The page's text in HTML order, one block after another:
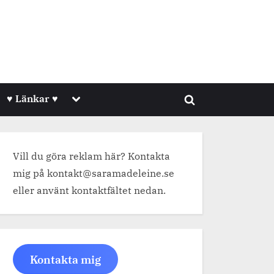
♥ Länkar ♥ Toggle
menu
Toggle
Vill du göra reklam här? Kontakta
mig på kontakt@saramadeleine.se
eller använt kontaktfältet nedan.
Kontakta mig